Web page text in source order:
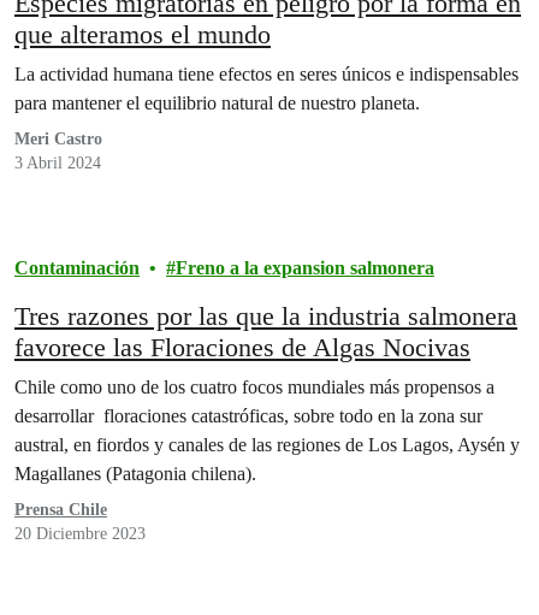
que alteramos el mundo
La actividad humana tiene efectos en seres únicos e indispensables
para mantener el equilibrio natural de nuestro planeta.
Meri Castro
3 Abril 2024
Contaminación Freno a la expansion salmonera
Tres razones por las que la industria salmonera
favorece las Floraciones de Algas Nocivas
Chile como uno de los cuatro focos mundiales más propensos a
desarrollar floraciones catastróficas, sobre todo en la zona sur
austral, en fiordos y canales de las regiones de Los Lagos, Aysén y
Magallanes (Patagonia chilena).
Prensa Chile
20 Diciembre 2023